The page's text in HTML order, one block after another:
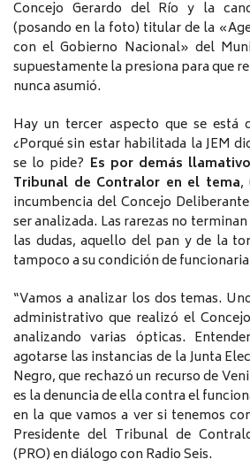
Concejo Gerardo del Río y la
(posando en la foto) titular de la
con el Gobierno Nacional» del
supuestamente la presiona para que
nunca asumió.
Hay un tercer aspecto que se está
¿Porqué sin estar habilitada la JEM
se lo pide? Es por demás
Tribunal de Contralor en el tema,
incumbencia del Concejo
ser analizada. Las rarezas no
las dudas, aquello del pan y de la
tampoco a su condición de
“Vamos a analizar los dos temas.
administrativo que realizó el
analizando varias ópticas.
agotarse las instancias de la Junta
Negro, que rechazó un recurso de
es la denuncia de ella contra el
en la que vamos a ver si tenemos
Presidente del Tribunal de
(PRO) en diálogo con Radio Seis.